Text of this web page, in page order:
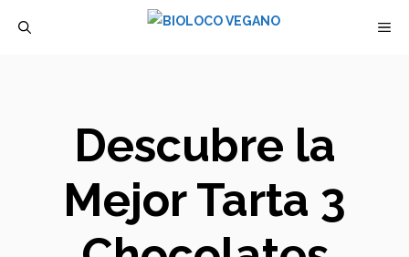
Descubre la
Mejor Tarta 3